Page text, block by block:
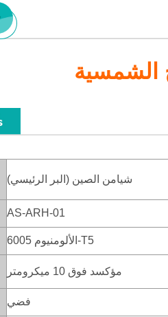
الشمسية
شيامن الصين (البر الرئيسي)
AS-ARH-01
الألومنيوم 6005-T5
مؤكسد فوق 10 ميكرومتر
فضي